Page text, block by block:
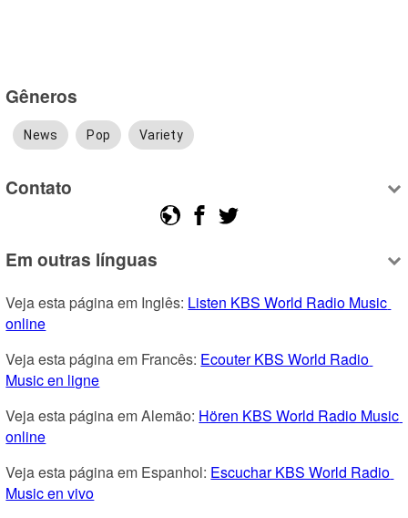
Gêneros
News Pop Variety
Contato
Em outras línguas
Veja esta página em Inglês: Listen KBS World Radio Music
online
Veja esta página em Francês: Ecouter KBS World Radio
Music en ligne
Veja esta página em Alemão: Hören KBS World Radio Music
online
Veja esta página em Espanhol: Escuchar KBS World Radio
Music en vivo